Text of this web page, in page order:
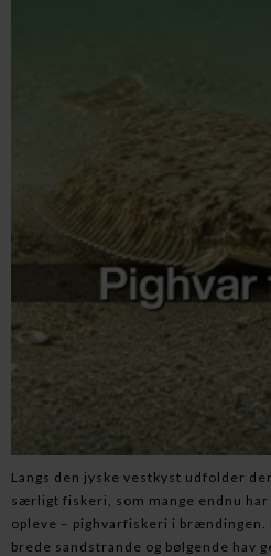
Langs den jyske vestkyst udfolder
særligt fiskeri, som mange endnu har
opleve – pighvarfiskeri i brændingen.
brede sandstrande og bølgende hav